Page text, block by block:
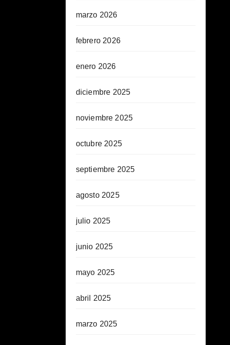
marzo 2026
febrero 2026
enero 2026
diciembre 2025
noviembre 2025
octubre 2025
septiembre 2025
agosto 2025
julio 2025
junio 2025
mayo 2025
abril 2025
marzo 2025